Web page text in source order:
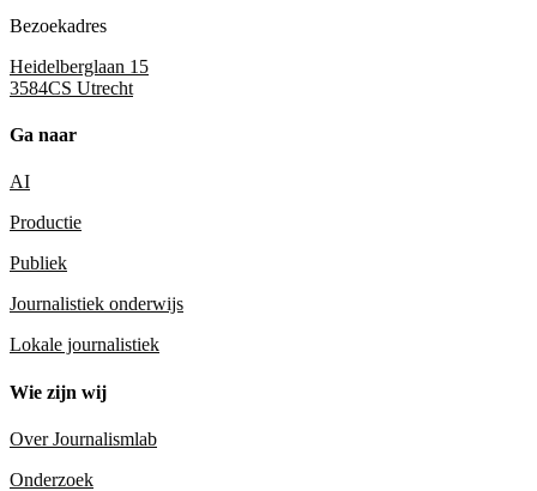
Bezoekadres
Heidelberglaan 15
3584CS Utrecht
Ga naar
AI
Productie
Publiek
Journalistiek onderwijs
Lokale journalistiek
Wie zijn wij
Over Journalismlab
Onderzoek